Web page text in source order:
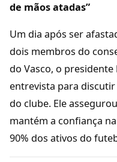
de mãos atadas”
Um dia após ser
dois membros do
do Vasco, o
entrevista para
do clube. Ele
mantém a confiança
90% dos ativos do